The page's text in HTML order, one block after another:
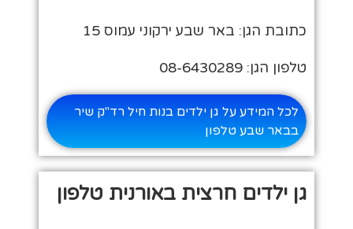
כתובת הגן: באר שבע ירקוני עמוס 15
טלפון הגן: 08-6430289
לכל המידע על גן ילדים בנות חיל רד"ק שיר
בבאר שבע טלפון
גן ילדים חרצית באורנית טלפון